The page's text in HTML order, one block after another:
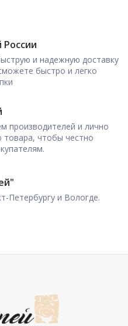
России
и надежную доставку
быстро и легко
производителей и лично
товара, чтобы честно
Петербургу и Вологде.